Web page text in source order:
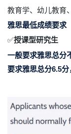
教育学、幼儿教育
雅思最低成绩要求
✅授课型研究生
一般要求雅思总分
要求雅思总分6.5分